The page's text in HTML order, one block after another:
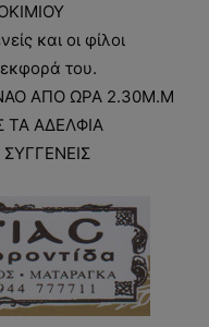
και οι φίλοι
του.
ΑΠΟ ΩΡΑ 2.30Μ.Μ
ΑΔΕΛΦΙΑ
ΣΥΓΓΕΝΕΙΣ